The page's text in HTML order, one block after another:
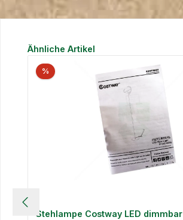
Produktgalerie überspringen
Ähnliche Artikel
%
Stehlampe Costway LED dimmbar